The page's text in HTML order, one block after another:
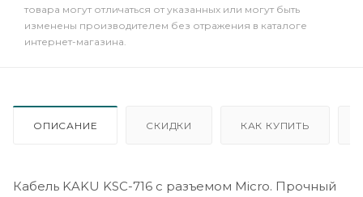
товара могут отличаться от указанных или могут быть
изменены производителем без отражения в каталоге
интернет-магазина.
ОПИСАНИЕ СКИДКИ КАК КУПИТЬ
Кабель KAKU KSC-716 с разъемом Micro. Прочный